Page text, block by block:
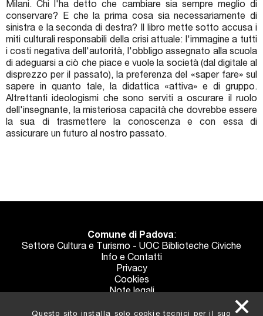
Milani. Chi l'ha detto che cambiare sia sempre meglio di
conservare? E che la prima cosa sia necessariamente di
sinistra e la seconda di destra? Il libro mette sotto accusa i
miti culturali responsabili della crisi attuale: l'immagine a tutti
i costi negativa dell'autorità, l'obbligo assegnato alla scuola
di adeguarsi a ciò che piace e vuole la società (dal digitale al
disprezzo per il passato), la preferenza del «saper fare» sul
sapere in quanto tale, la didattica «attiva» e di gruppo.
Altrettanti ideologismi che sono serviti a oscurare il ruolo
dell'insegnante, la misteriosa capacità che dovrebbe essere
la sua di trasmettere la conoscenza e con essa di
assicurare un futuro al nostro passato.
Comune di Padova:
Settore Cultura e Turismo - UOC Biblioteche Civiche
Info e Contatti
Privacy
Cookies
Note legali